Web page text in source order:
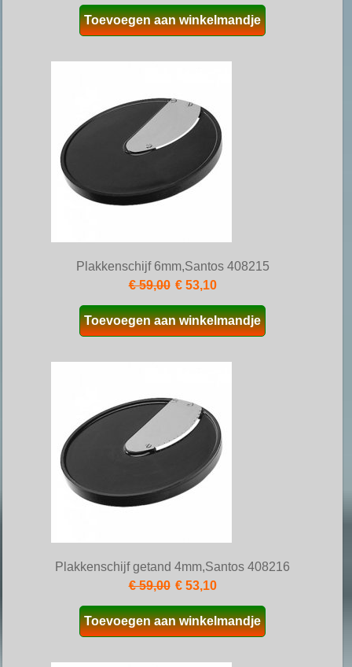
Toevoegen aan winkelmandje
Plakkenschijf 6mm,Santos 408215
€ 59,00 € 53,10
Toevoegen aan winkelmandje
Plakkenschijf getand 4mm,Santos 408216
€ 59,00 € 53,10
Toevoegen aan winkelmandje